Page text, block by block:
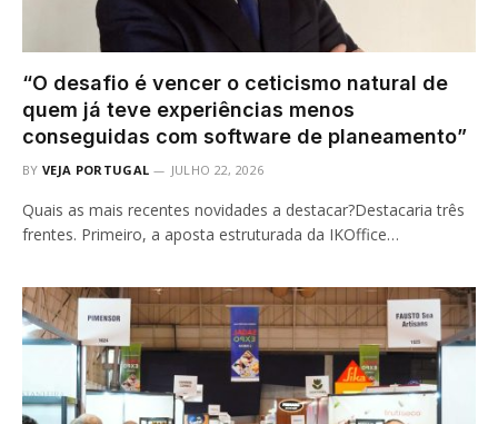
“O desafio é vencer o ceticismo natural de
quem já teve experiências menos
conseguidas com software de planeamento”
BY VEJA PORTUGAL JULHO 22, 2026
Quais as mais recentes novidades a destacar?Destacaria três
frentes. Primeiro, a aposta estruturada da IKOffice…